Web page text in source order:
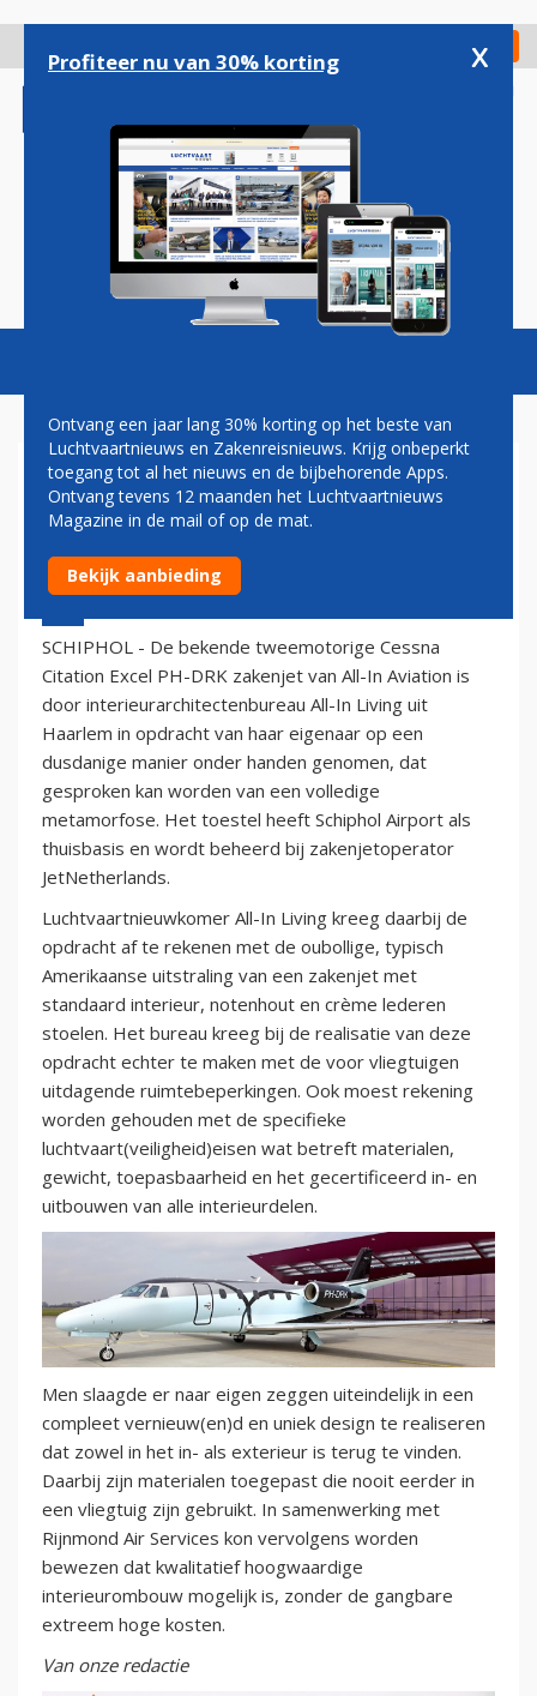
gaan
Check in
Magazine Podcasts Vacatures
PH-DRK KRIJGT OPVALLEND
UITERLIJK
25 mei 2013 - 16:42
SCHIPHOL - De bekende tweemotorige Cessna
Citation Excel PH-DRK zakenjet van All-In Aviation is
door interieurarchitectenbureau All-In Living uit
Haarlem in opdracht van haar eigenaar op een
dusdanige manier onder handen genomen, dat
gesproken kan worden van een volledige
metamorfose. Het toestel heeft Schiphol Airport als
thuisbasis en wordt beheerd bij zakenjetoperator
JetNetherlands.
Luchtvaartnieuwkomer All-In Living kreeg daarbij de
opdracht af te rekenen met de oubollige, typisch
Amerikaanse uitstraling van een zakenjet met
standaard interieur, notenhout en crème lederen
stoelen. Het bureau kreeg bij de realisatie van deze
opdracht echter te maken met de voor vliegtuigen
uitdagende ruimtebeperkingen. Ook moest rekening
worden gehouden met de specifieke
luchtvaart(veiligheid)eisen wat betreft materialen,
gewicht, toepasbaarheid en het gecertificeerd in- en
uitbouwen van alle interieurdelen.
Men slaagde er naar eigen zeggen uiteindelijk in een
compleet vernieuw(en)d en uniek design te realiseren
dat zowel in het in- als exterieur is terug te vinden.
Daarbij zijn materialen toegepast die nooit eerder in
een vliegtuig zijn gebruikt. In samenwerking met
Rijnmond Air Services kon vervolgens worden
bewezen dat kwalitatief hoogwaardige
interieurombouw mogelijk is, zonder de gangbare
extreem hoge kosten.
Van onze redactie
Profiteer nu van 30% korting x
Ontvang een jaar lang 30% korting op het beste van
Luchtvaartnieuws en Zakenreisnieuws. Krijg onbeperkt
toegang tot al het nieuws en de bijbehorende Apps.
Ontvang tevens 12 maanden het Luchtvaartnieuws
Magazine in de mail of op de mat.
Bekijk aanbieding